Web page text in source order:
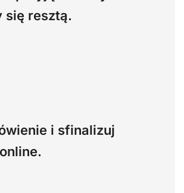
się resztą.
i sfinalizuj